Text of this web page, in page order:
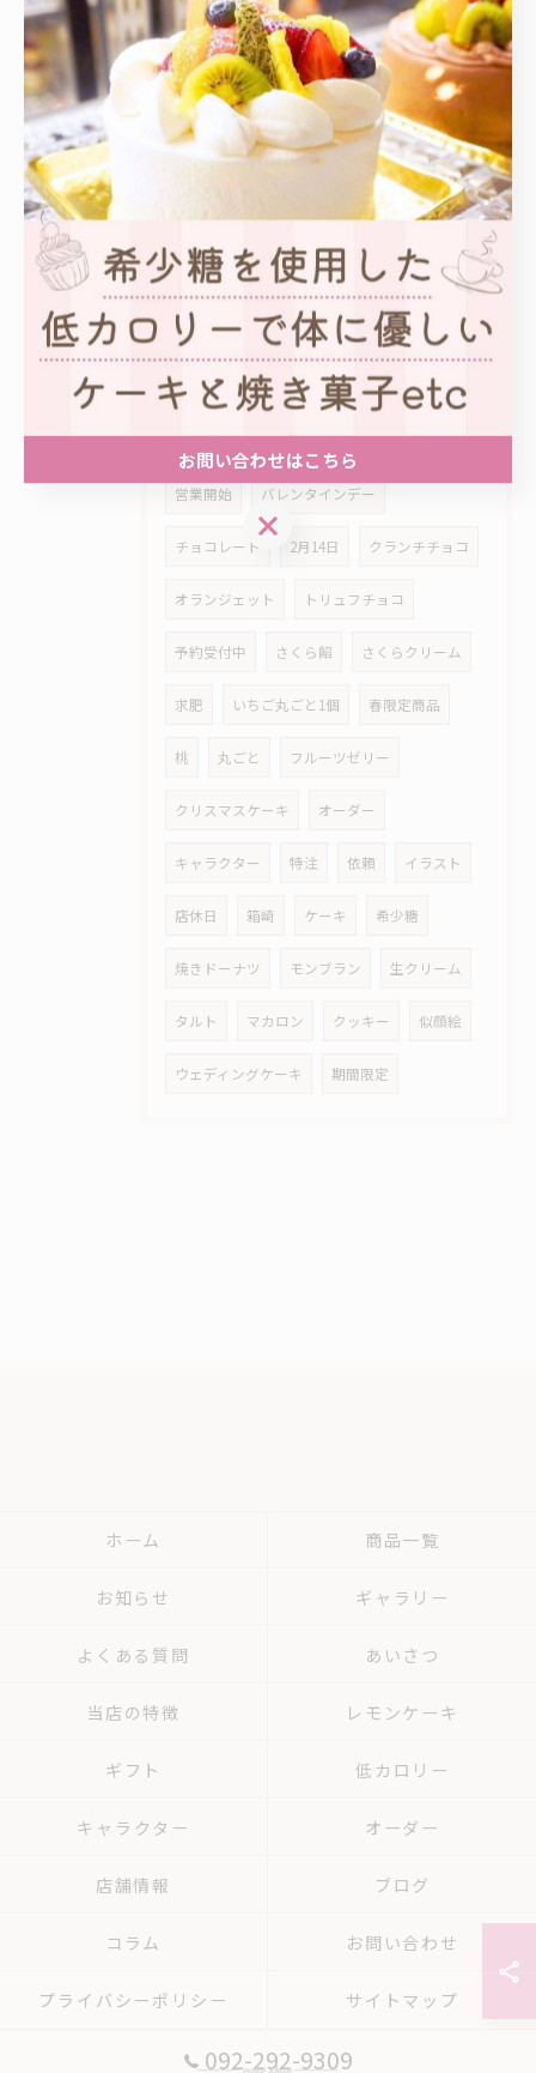
2026/07/02
丸ごとピーチ販売開始しました
2026/07/02
ピーチ販売開始しました
タグ Tags
マンディアン 謹賀新年 1月3日
営業開始 バレンタインデー
チョコレート 2月14日 クランチチョコ
オランジェット トリュフチョコ
予約受付中 さくら餡 さくらクリーム
求肥 いちご丸ごと1個 春限定商品
桃 丸ごと フルーツゼリー
クリスマスケーキ オーダー
キャラクター 特注 依頼 イラスト
店休日 箱崎 ケーキ 希少糖
焼きドーナツ モンブラン 生クリーム
タルト マカロン クッキー 似顔絵
ウェディングケーキ 期間限定
092-292-9309
ホーム 商品一覧
お知らせ ギャラリー
よくある質問 あいさつ
当店の特徴 レモンケーキ
ギフト 低カロリー
キャラクター オーダー
店舗情報 ブログ
コラム お問い合わせ
プライバシーポリシー サイトマップ
お問い合わせはこちら
お問い合わせはこちら